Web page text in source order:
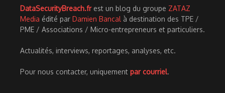
DataSecurityBreach.frest un blog du groupe ZATAZ
Media édité par Damien Bancal à destination des TPE /
PME / Associations / Micro-entrepreneurs et particuliers.
Actualités, interviews, reportages, analyses, etc.
Pour nous contacter, uniquement par courriel.